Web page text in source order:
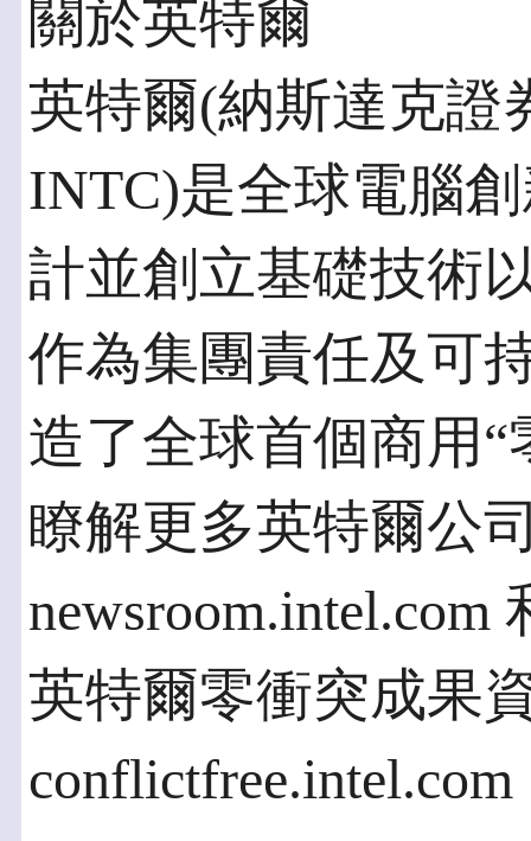
關於英特爾
英特爾(納斯達克證
INTC)是全球電腦
計並創立基礎技術
作為集團責任及可
造了全球首個商用
瞭解更多英特爾公
newsroom.intel.com
英特爾零衝突成果
conflictfree.intel.com